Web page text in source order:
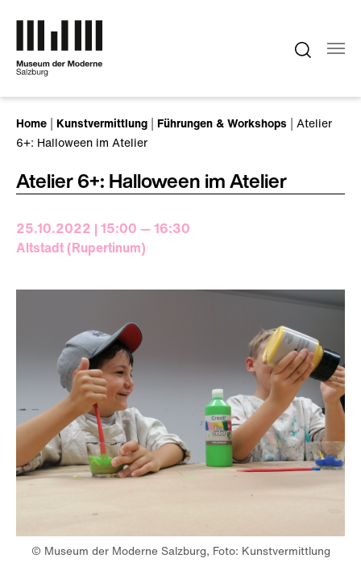
Home Kunstvermittlung Führungen & Workshops
Atelier
6+: Halloween im Atelier
Atelier 6+: Halloween im Atelier
25.10.2022 | 15:00 — 16:30
Altstadt (Rupertinum)
© Museum der Moderne Salzburg, Foto: Kunstvermittlung